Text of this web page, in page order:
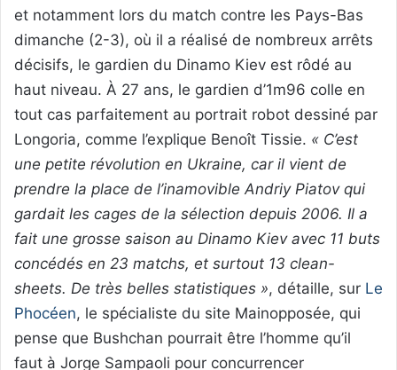
et notamment lors du match contre les Pays-Bas
dimanche (2-3), où il a réalisé de nombreux arrêts
décisifs, le gardien du Dinamo Kiev est rôdé au
haut niveau. À 27 ans, le gardien d’1m96 colle en
tout cas parfaitement au portrait robot dessiné par
Longoria, comme l’explique Benoît Tissie. « C’est
une petite révolution en Ukraine, car il vient de
prendre la place de l’inamovible Andriy Piatov qui
gardait les cages de la sélection depuis 2006. Il a
fait une grosse saison au Dinamo Kiev avec 11 buts
concédés en 23 matchs, et surtout 13 clean-
sheets. De très belles statistiques », détaille, sur Le
Phocéen, le spécialiste du site Mainopposée, qui
pense que Bushchan pourrait être l’homme qu’il
faut à Jorge Sampaoli pour concurrencer